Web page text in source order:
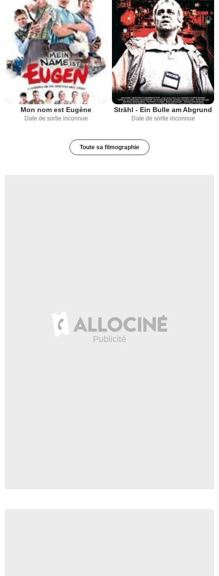
Mon nom est Eugène
Date de sortie inconnue
Strähl - Ein Bulle am Abgrund
Date de sortie inconnue
Toute sa filmographie